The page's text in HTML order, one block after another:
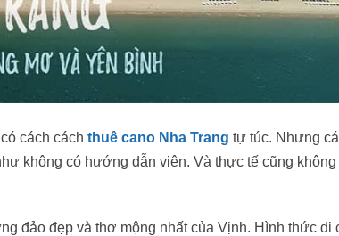
cách cách thuê cano Nha Trang tự túc. Nhưng
không có hướng dẫn viên. Và thực tế cũng không
đảo đẹp và thơ mộng nhất của Vịnh. Hình thức di